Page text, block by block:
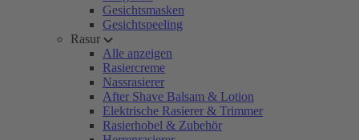
Gesichtsmasken
Gesichtspeeling
Rasur
Alle anzeigen
Rasiercreme
Nassrasierer
After Shave Balsam & Lotion
Elektrische Rasierer & Trimmer
Rasierhobel & Zubehör